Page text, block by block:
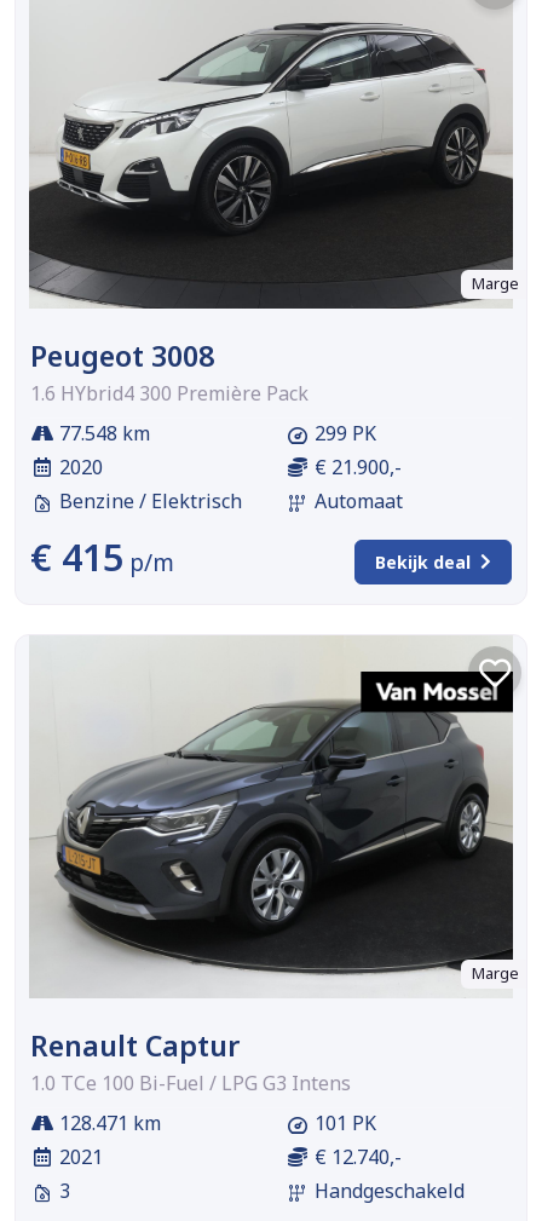
Marge
Peugeot 3008
1.6 HYbrid4 300 Première Pack
77.548 km
2020
Benzine / Elektrisch
299 PK
€ 21.900,-
Automaat
€ 415 p/m Bekijk deal
Marge
Renault Captur
1.0 TCe 100 Bi-Fuel / LPG G3 Intens
128.471 km
2021
3
101 PK
€ 12.740,-
Handgeschakeld